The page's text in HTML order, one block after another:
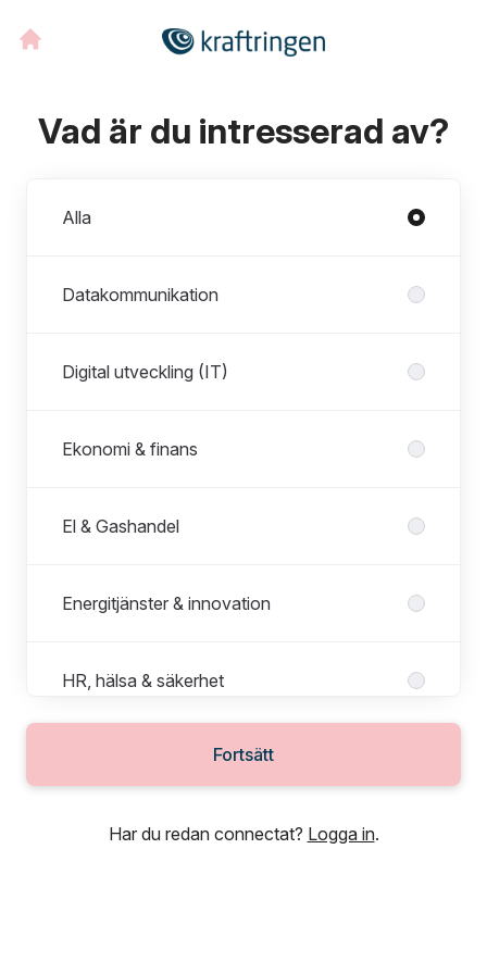
Vad är du intresserad av?
Alla
Datakommunikation
Digital utveckling (IT)
Ekonomi & finans
El & Gashandel
Energitjänster & innovation
HR, hälsa & säkerhet
Kommunikation & varumärke
Kraftringen Nät
Fortsätt
Har du redan connectat? Logga in.